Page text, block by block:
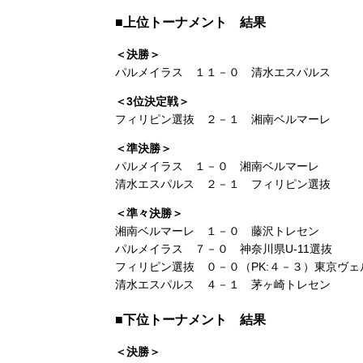
■上位トーナメント 結果
＜決勝＞
パルメイラス １１－０ 清水エスパルス
＜3位決定戦＞
フィリピン選抜 ２－１ 湘南ベルマーレ
＜準決勝＞
パルメイラス １－０ 湘南ベルマーレ
清水エスパルス ２－１ フィリピン選抜
＜準々決勝＞
湘南ベルマーレ １－０ 藤沢トレセン
パルメイラス ７－０ 神奈川県U-11選抜
フィリピン選抜 ０－０（PK:４－３）東京ヴェ
清水エスパルス ４－１ 茅ヶ崎トレセン
■下位トーナメント 結果
＜決勝＞